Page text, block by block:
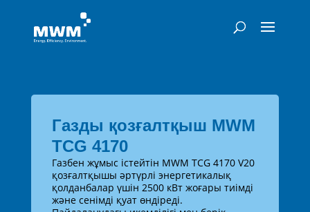
Газды қозғалтқыш MWM
TCG 4170
Газбен жұмыс істейтін MWM TCG 4170 V20
қозғалтқышы әртүрлі энергетикалық
қолданбалар үшін 2500 кВт жоғары тиімді
және сенімді қуат өндіреді.